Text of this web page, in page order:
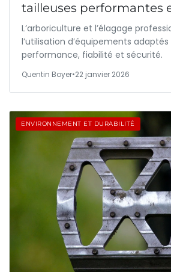
tailleuses performantes
L’arboriculture et l’élagage
l’utilisation d’équipements
performance, fiabilité et sécurité.
Quentin Boyer•22 janvier 2026
ENVIRONNEMENT ET DURABILITÉ